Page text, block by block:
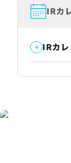
IRカ
IRカ